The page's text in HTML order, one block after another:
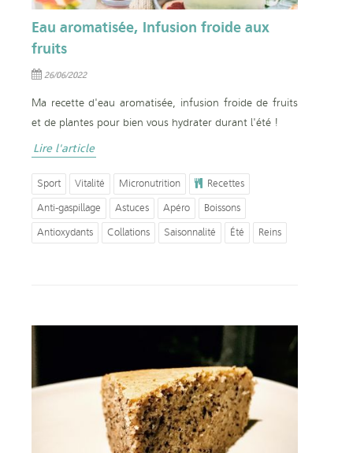
Eau aromatisée, Infusion froide aux
fruits
26/06/2022
Ma recette d'eau aromatisée, infusion froide de fruits
et de plantes pour bien vous hydrater durant l'été !
Lire l'article
Sport Vitalité Micronutrition
Recettes
Anti-gaspillage
Astuces Apéro
Boissons
Antioxydants
Collations Saisonnalité Été Reins